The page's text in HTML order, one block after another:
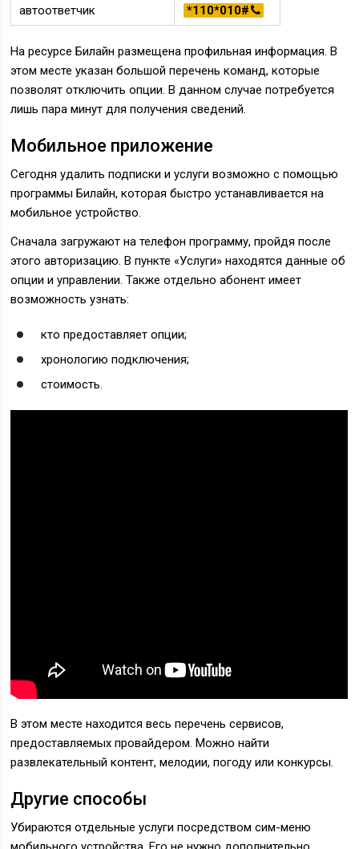
автоответчик *110*010#
На ресурсе Билайн размещена профильная информация. В
этом месте указан большой перечень команд, которые
позволят отключить опции. В данном случае потребуется
лишь пара минут для получения сведений.
Мобильное приложение
Сегодня удалить подписки и услуги возможно с помощью
программы Билайн, которая быстро устанавливается на
мобильное устройство.
Сначала загружают на телефон программу, пройдя после
этого авторизацию. В пункте «Услуги» находятся данные об
опции и управлении. Также отдельно абонент имеет
возможность узнать:
кто предоставляет опции;
хронологию подключения;
стоимость.
В этом месте находится весь перечень сервисов,
предоставляемых провайдером. Можно найти
развлекательный контент, мелодии, погоду или конкурсы.
Другие способы
Убираются отдельные услуги посредством сим-меню